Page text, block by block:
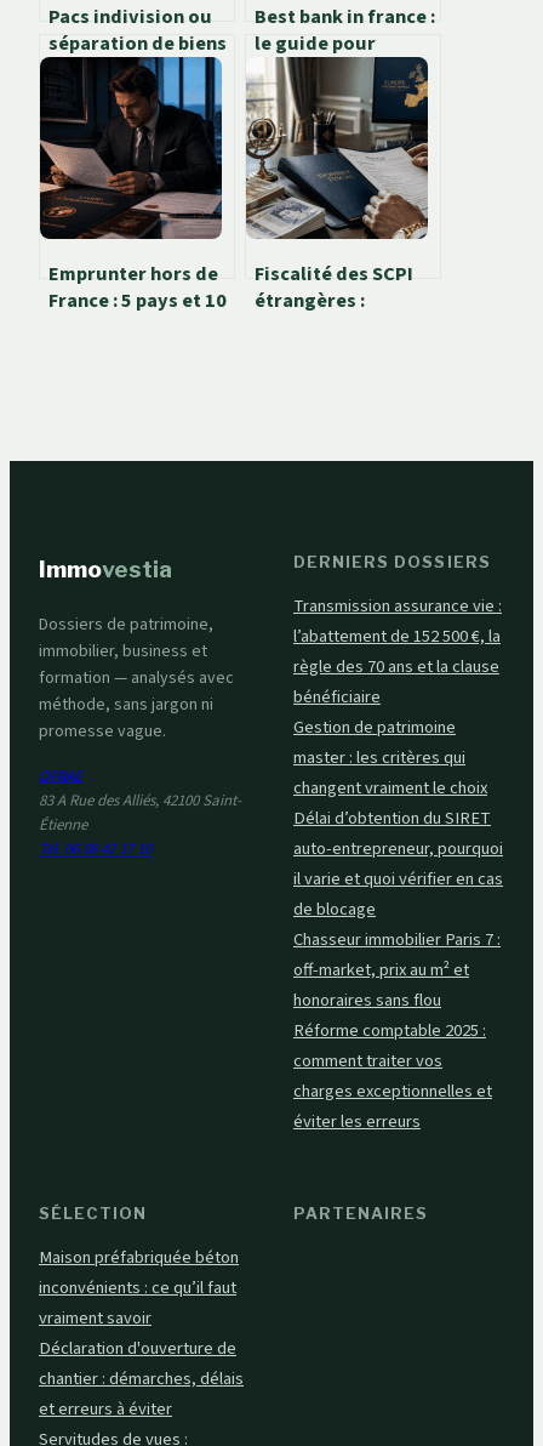
Pacs indivision ou
séparation de biens
: comment bien
choisir
Best bank in france :
le guide pour
choisir la bonne
banque
Emprunter hors de
France : 5 pays et 10
Fiscalité des SCPI
étrangères :
Immovestia
Dossiers de patrimoine,
immobilier, business et
formation — analysés avec
méthode, sans jargon ni
promesse vague.
OFRAE
83 A Rue des Alliés, 42100 Saint-
Étienne
Tél. 06 08 42 17 10
DERNIERS DOSSIERS
Transmission assurance vie :
l’abattement de 152 500 €, la
règle des 70 ans et la clause
bénéficiaire
Gestion de patrimoine
master : les critères qui
changent vraiment le choix
Délai d’obtention du SIRET
auto-entrepreneur, pourquoi
il varie et quoi vérifier en cas
de blocage
Chasseur immobilier Paris 7 :
off-market, prix au m² et
honoraires sans flou
Réforme comptable 2025 :
comment traiter vos
charges exceptionnelles et
éviter les erreurs
SÉLECTION
Maison préfabriquée béton
inconvénients : ce qu’il faut
vraiment savoir
Déclaration d'ouverture de
chantier : démarches, délais
et erreurs à éviter
Servitudes de vues :
PARTENAIRES